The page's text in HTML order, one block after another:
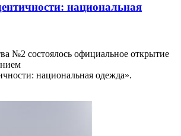
национальная
№2 состоялось официальное открытие
национальная одежда».